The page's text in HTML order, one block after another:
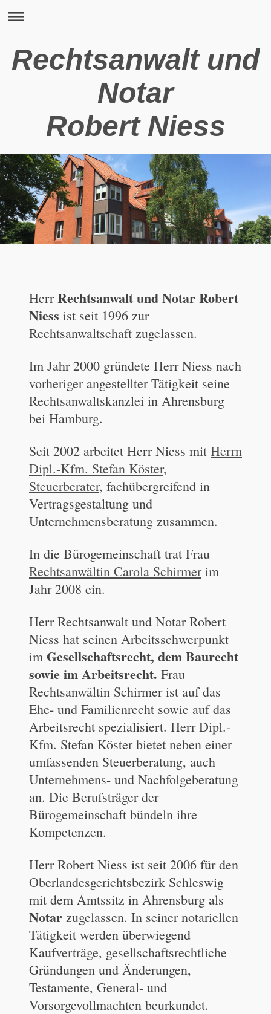
Rechtsanwalt und
Notar
Robert Niess
HerrRechtsanwalt und Notar Robert
Niess ist seit 1996 zur
Rechtsanwaltschaft zugelassen.
Im Jahr 2000 gründete Herr Niess nach
vorheriger angestellter Tätigkeit seine
Rechtsanwaltskanzlei in Ahrensburg
bei Hamburg.
Seit 2002 arbeitet Herr Niess mit Herrn
Dipl.-Kfm. Stefan Köster,
Steuerberater, fachübergreifend in
Vertragsgestaltung und
Unternehmensberatung zusammen.
In die Bürogemeinschaft trat Frau
Rechtsanwältin Carola Schirmerim
Jahr 2008 ein.
Herr Rechtsanwalt und Notar Robert
Niess hat seinen Arbeitsschwerpunkt
im Gesellschaftsrecht, dem Baurecht
sowie im Arbeitsrecht. Frau
Rechtsanwältin Schirmer ist auf das
Ehe- und Familienrecht sowie auf das
Arbeitsrecht spezialisiert. Herr Dipl.-
Kfm. Stefan Köster bietet neben einer
umfassenden Steuerberatung, auch
Unternehmens- und Nachfolgeberatung
an. Die Berufsträger der
Bürogemeinschaft bündeln ihre
Kompetenzen.
Herr Robert Niess ist seit 2006 für den
Oberlandesgerichtsbezirk Schleswig
mit dem Amtssitz in Ahrensburg als
Notar zugelassen. In seiner notariellen
Tätigkeit werden überwiegend
Kaufverträge, gesellschaftsrechtliche
Gründungen und Änderungen,
Testamente, General- und
Vorsorgevollmachten beurkundet.